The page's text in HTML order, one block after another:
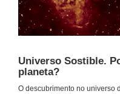
Universo Sostible.
planeta?
O descubrimento no universo